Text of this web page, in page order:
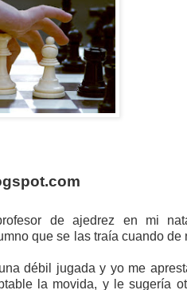
de ajedrez en mi
que se las traía cuando de
débil jugada y yo me
la movida, y le sugería